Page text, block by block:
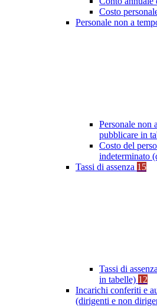
Costo
Personale non a
Personale non
pubblicare in
Costo del
indeterminato
Tassi di assenza 15
Tassi di
in tabelle) 12
Incarichi conferiti e
(dirigenti e non